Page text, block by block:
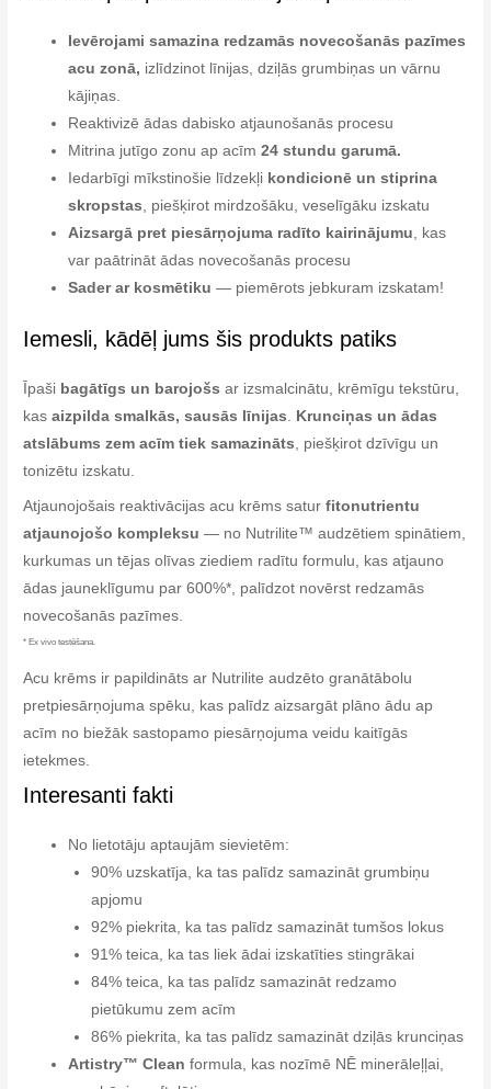
Ievērojami samazina redzamās novecošanās pazīmes
acu zonā, izlīdzinot līnijas, dziļās grumbiņas un vārnu
kājiņas.
Reaktivizē ādas dabisko atjaunošanās procesu
Mitrina jutīgo zonu ap acīm24 stundu garumā.
Iedarbīgi mīkstinošie līdzekļi kondicionē un stiprina
skropstas, piešķirot mirdzošāku, veselīgāku izskatu
Aizsargā pret piesārņojuma radīto kairinājumu, kas
var paātrināt ādas novecošanās procesu
Sader ar kosmētiku — piemērots jebkuram izskatam!
Iemesli, kādēļ jums šis produkts patiks
Īpaši bagātīgs un barojošs ar izsmalcinātu, krēmīgu tekstūru,
kasaizpilda smalkās, sausās līnijas
Krunciņas un ādas
atslābums zem acīm tiek samazināts , piešķirot dzīvīgu un
tonizētu izskatu.
Atjaunojošais reaktivācijas acu krēms saturfitonutrientu
atjaunojošo kompleksu — no Nutrilite™ audzētiem spinātiem,
kurkumas un tējas olīvas ziediem radītu formulu, kas atjauno
ādas jauneklīgumu par 600%*, palīdzot novērst redzamās
novecošanās pazīmes.
* Ex vivo testēšana.
Acu krēms ir papildināts ar Nutrilite audzēto granātābolu
pretpiesārņojuma spēku, kas palīdz aizsargāt plāno ādu ap
acīm no biežāk sastopamo piesārņojuma veidu kaitīgās
ietekmes.
Interesanti fakti
No lietotāju aptaujām sievietēm:
90% uzskatīja, ka tas palīdz samazināt grumbiņu
apjomu
92% piekrita, ka tas palīdz samazināt tumšos lokus
91% teica, ka tas liek ādai izskatīties stingrākai
84% teica, ka tas palīdz samazināt redzamo
pietūkumu zem acīm
86% piekrita, ka tas palīdz samazināt dziļās krunciņas
Artistry™ Clean formula, kas nozīmē NĒ minerāleļļai,